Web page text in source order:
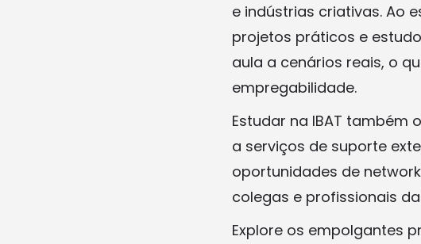
e indústrias criativas. Ao
projetos práticos e
aula a cenários reais, o
empregabilidade.
Estudar na IBAT
a serviços de suporte
oportunidades de
colegas e profissionais
Explore os empolgantes